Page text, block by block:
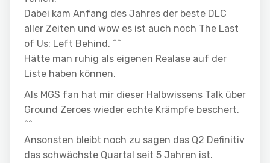
Dabei kam Anfang des Jahres der beste DLC
aller Zeiten und wow es ist auch noch The Last
of Us: Left Behind. ^^
Hätte man ruhig als eigenen Realase auf der
Liste haben können.
Als MGS fan hat mir dieser Halbwissens Talk über
Ground Zeroes wieder echte Krämpfe beschert.
^^
Ansonsten bleibt noch zu sagen das Q2 Definitiv
das schwächste Quartal seit 5 Jahren ist.